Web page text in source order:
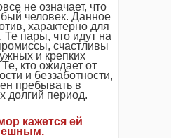
не означает, что
человек. Данное
характерно для
пары, что идут на
счастливы
и крепких
кто ожидает от
и беззаботности,
пребывать в
долгий период.
кажется ей